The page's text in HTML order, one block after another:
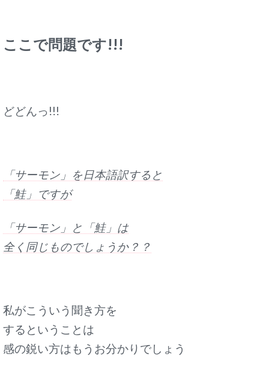
ここで問題です!!!
どどんっ!!!
「サーモン」を日本語訳すると
「鮭」ですが
「サーモン」と「鮭」は
全く同じものでしょうか？？
私がこういう聞き方を
するということは
感の鋭い方はもうお分かりでしょう